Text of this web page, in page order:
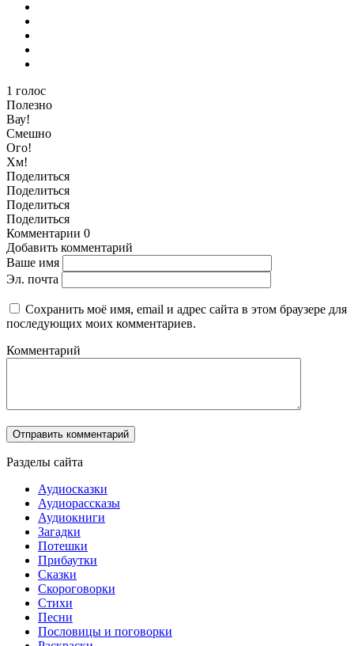
1 голос
Полезно
Вау!
Смешно
Ого!
Хм!
Поделиться
Поделиться
Поделиться
Поделиться
Комментарии 0
Добавить комментарий
Ваше имя
Эл. почта
Сохранить моё имя, email и адрес сайта в этом браузере для
последующих моих комментариев.
Комментарий
Разделы сайта
Аудиосказки
Аудиорассказы
Аудиокниги
Загадки
Потешки
Прибаутки
Сказки
Скороговорки
Стихи
Песни
Пословицы и поговорки